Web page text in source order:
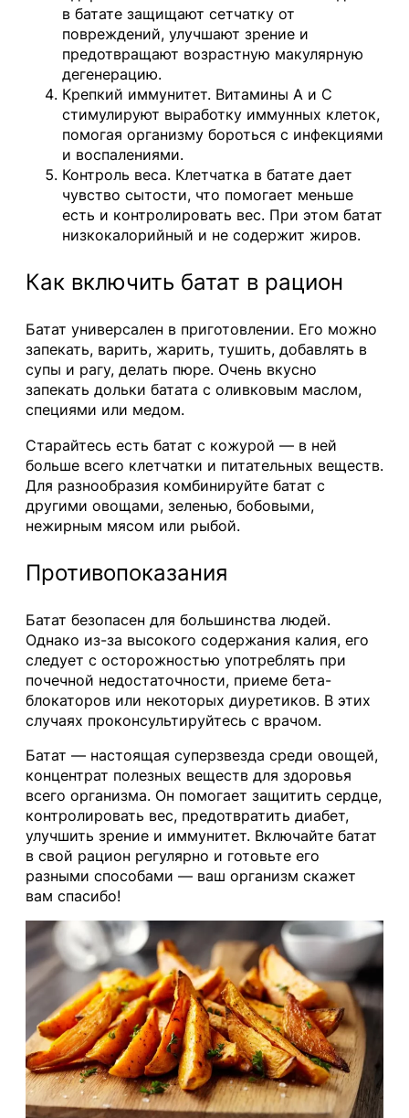
в батате защищают сетчатку от
повреждений, улучшают зрение и
предотвращают возрастную макулярную
дегенерацию.
Крепкий иммунитет. Витамины А и С
стимулируют выработку иммунных клеток,
помогая организму бороться с инфекциями
и воспалениями.
Контроль веса. Клетчатка в батате дает
чувство сытости, что помогает меньше
есть и контролировать вес. При этом батат
низкокалорийный и не содержит жиров.
Как включить батат в рацион
Батат универсален в приготовлении. Его можно
запекать, варить, жарить, тушить, добавлять в
супы и рагу, делать пюре. Очень вкусно
запекать дольки батата с оливковым маслом,
специями или медом.
Старайтесь есть батат с кожурой — в ней
больше всего клетчатки и питательных веществ.
Для разнообразия комбинируйте батат с
другими овощами, зеленью, бобовыми,
нежирным мясом или рыбой.
Противопоказания
Батат безопасен для большинства людей.
Однако из-за высокого содержания калия, его
следует с осторожностью употреблять при
почечной недостаточности, приеме бета-
блокаторов или некоторых диуретиков. В этих
случаях проконсультируйтесь с врачом.
Батат — настоящая суперзвезда среди овощей,
концентрат полезных веществ для здоровья
всего организма. Он помогает защитить сердце,
контролировать вес, предотвратить диабет,
улучшить зрение и иммунитет. Включайте батат
в свой рацион регулярно и готовьте его
разными способами — ваш организм скажет
вам спасибо!